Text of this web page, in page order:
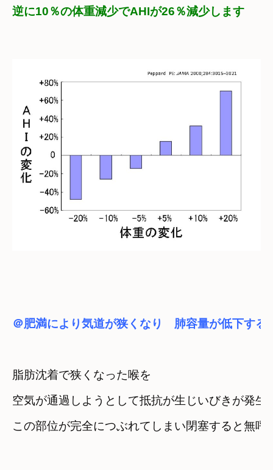
逆に10％の体重減少でAHIが26％減少します
＠肥満により気道が狭くなり　肺容量が低下する
脂肪沈着で狭くなった喉を
空気が通過しようとして抵抗が生じいびきが発生
この部位が完全につぶれてしまい閉塞すると無呼